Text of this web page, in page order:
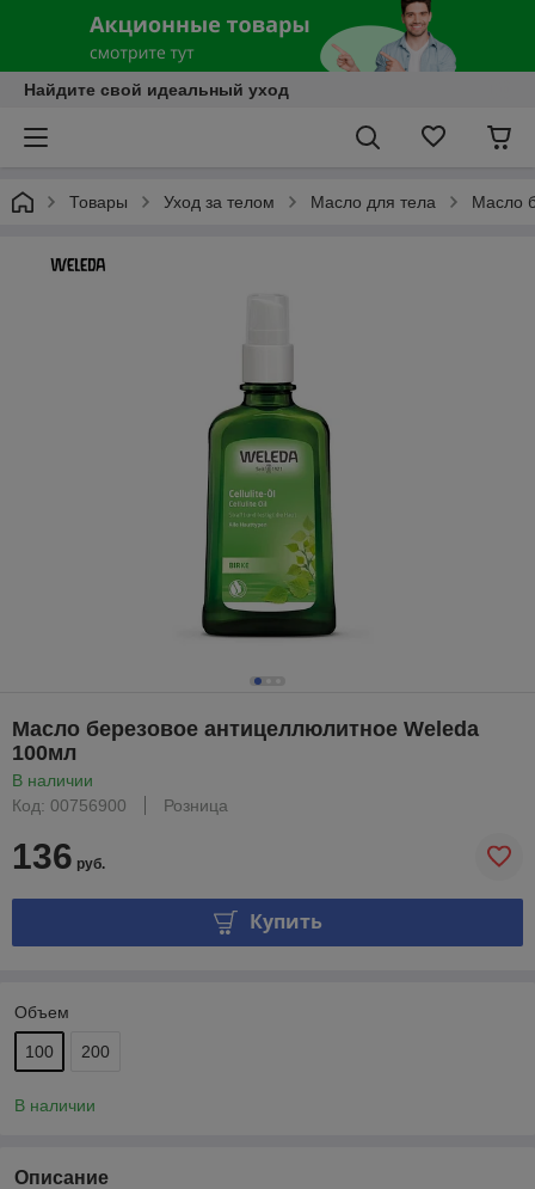
Найдите свой идеальный уход
Товары Уход за телом Масло для тела Масло
Масло березовое антицеллюлитное Weleda
100мл
В наличии
Код: 00756900
Розница
136 руб.
Купить
Объем
100 200
В наличии
Описание